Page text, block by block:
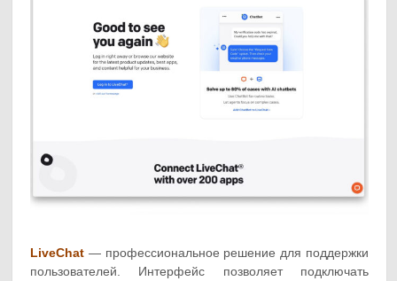
LiveChat — профессиональное решение для поддержки
пользователей. Интерфейс позволяет подключать